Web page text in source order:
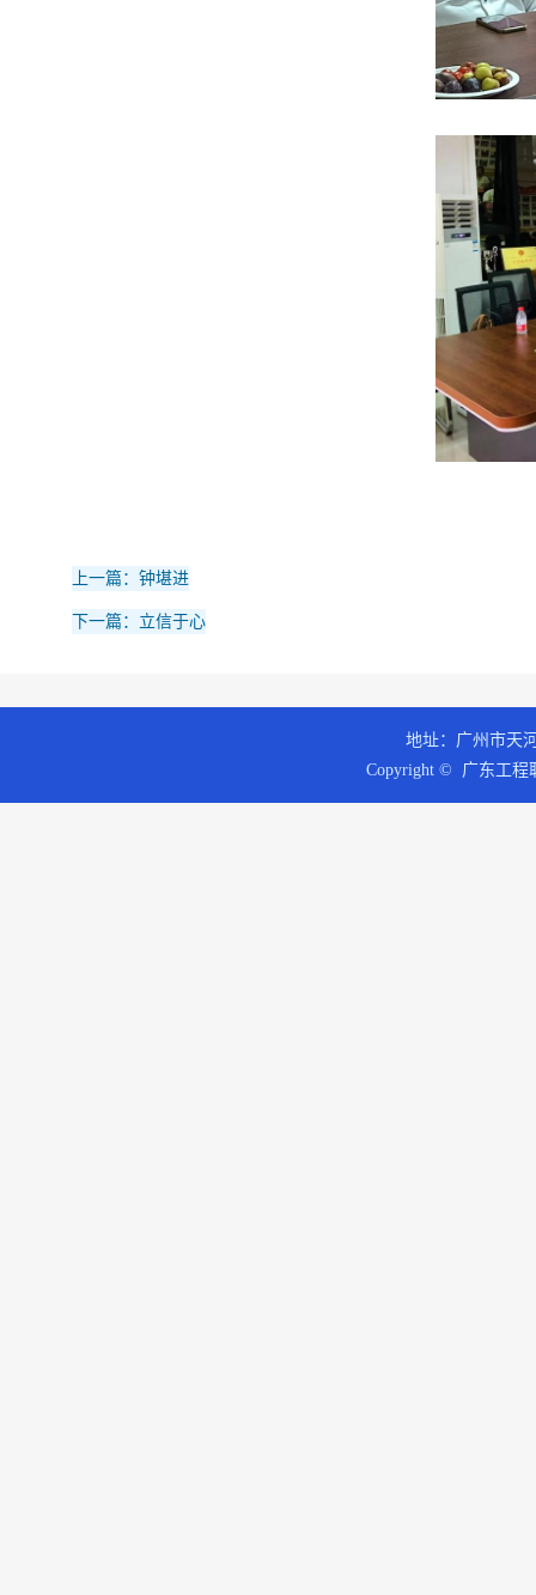
上一篇：钟堪进
下一篇：立信于心
地址：广州市天
Copyright © 广东工程